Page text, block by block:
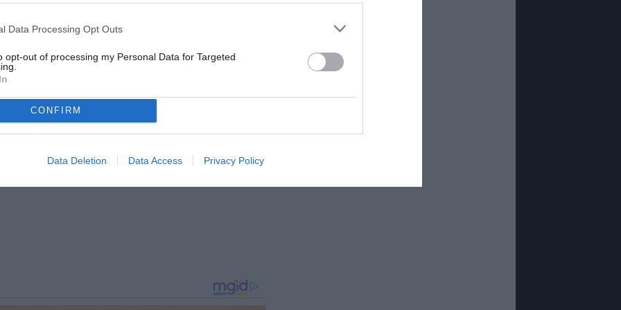
Data Processing Opt Outs
opt-out of processing my Personal Data for Targeted
CONFIRM
Data Deletion Data Access Privacy Policy
e TuttoMercatoWeb.com, dove segue l’attualità